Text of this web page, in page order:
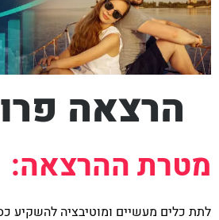
הרצאה
מטרת ההרצאה:
לתת כלים מעשיים ומוטיבציה להשקיע